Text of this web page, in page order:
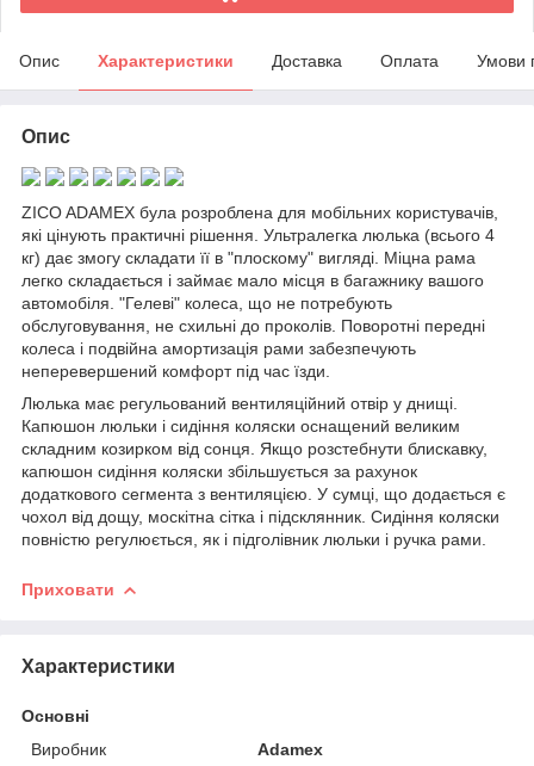
Опис Характеристики Доставка Оплата Умови
Опис
ZICO ADAMEX була розроблена для мобільних користувачів,
які цінують практичні рішення. Ультралегка люлька (всього 4
кг) дає змогу складати її в "плоскому" вигляді. Міцна рама
легко складається і займає мало місця в багажнику вашого
автомобіля. "Гелеві" колеса, що не потребують
обслуговування, не схильні до проколів. Поворотні передні
колеса і подвійна амортизація рами забезпечують
неперевершений комфорт під час їзди.
Люлька має регульований вентиляційний отвір у днищі.
Капюшон люльки і сидіння коляски оснащений великим
складним козирком від сонця. Якщо розстебнути блискавку,
капюшон сидіння коляски збільшується за рахунок
додаткового сегмента з вентиляцією. У сумці, що додається є
чохол від дощу, москітна сітка і підсклянник. Сидіння коляски
повністю регулюється, як і підголівник люльки і ручка рами.
Приховати
Характеристики
Основні
Виробник
Adamex